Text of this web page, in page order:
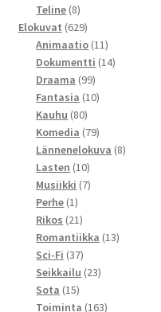
tuotetta
Teline 88
tuotetta
Elokuvat 629629
tuotetta
Animaatio 1111
tuotetta
Dokumentti 1414
Draama 9999
tuotetta
Fantasia 1010
Kauhu 8080
tuotetta
Komedia 7979
tuotetta
Lännenelokuva 88
Lasten 1010
tuotetta
Musiikki 77
Perhe 11
tuote
Rikos 2121
tuotetta
Romantiikka 1313
Sci-Fi 3737
tuotetta
Seikkailu 2323
Sota 1515
tuotetta
Toiminta 163163